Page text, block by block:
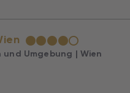
★★★★☆
und Umgebung | Wien